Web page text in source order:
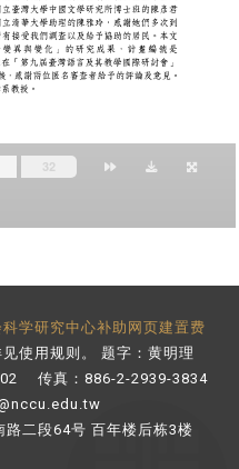
学研究中心补助网页建置费
使用规则 。 题字：黄明理
传真：886-2-2939-3834
二段64号 百年楼后栋3楼